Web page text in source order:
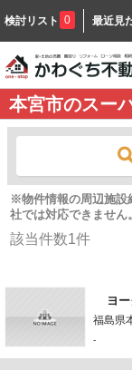
検討リスト 0 最近見
本宮市のスー
※物件情報の周辺施設
社では対応できません。
該当件数1件
ヨ
福島県
-